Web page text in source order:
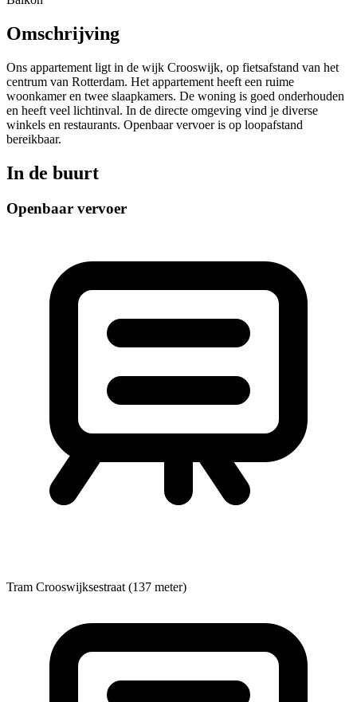
Omschrijving
Ons appartement ligt in de wijk Crooswijk, op fietsafstand van het
centrum van Rotterdam. Het appartement heeft een ruime
woonkamer en twee slaapkamers. De woning is goed onderhouden
en heeft veel lichtinval. In de directe omgeving vind je diverse
winkels en restaurants. Openbaar vervoer is op loopafstand
bereikbaar.
In de buurt
Openbaar vervoer
Tram Crooswijksestraat (137 meter)